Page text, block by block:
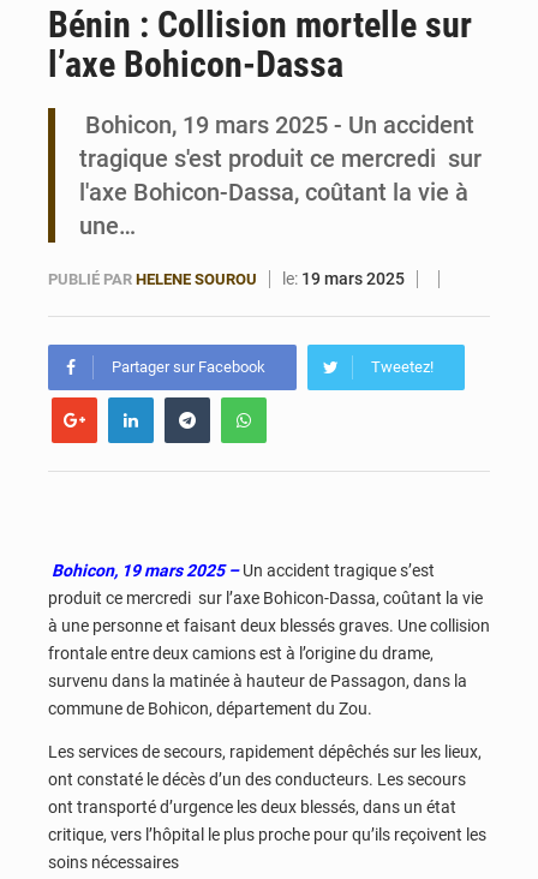
Bénin et Canada scellent un partenariat inédit
Bénin : Le CEG La Verdure de Ouèdo fait sa mue pour la rentrée
Bénin : Collision mortelle sur
l’axe Bohicon-Dassa
Bohicon, 19 mars 2025 - Un accident
tragique s'est produit ce mercredi sur
l'axe Bohicon-Dassa, coûtant la vie à
une…
PUBLIÉ PAR HELENE SOUROU le: 19 mars 2025
Partager sur Facebook Tweetez!
Bohicon, 19 mars 2025 – Un accident tragique s’est
produit ce mercredi sur l’axe Bohicon-Dassa, coûtant la vie
à une personne et faisant deux blessés graves. Une collision
frontale entre deux camions est à l’origine du drame,
survenu dans la matinée à hauteur de Passagon, dans la
commune de Bohicon, département du Zou.
Les services de secours, rapidement dépêchés sur les lieux,
ont constaté le décès d’un des conducteurs. Les secours
ont transporté d’urgence les deux blessés, dans un état
critique, vers l’hôpital le plus proche pour qu’ils reçoivent les
soins nécessaires